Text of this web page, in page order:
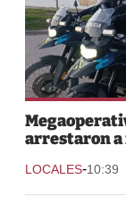
arrestaron a
LOCALES-10:39